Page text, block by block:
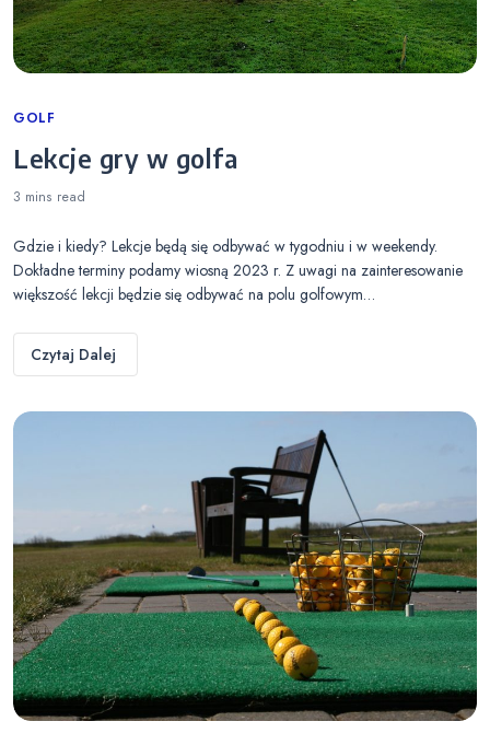
Categories
GOLF
Lekcje gry w golfa
3 mins read
Gdzie i kiedy? Lekcje będą się odbywać w tygodniu i w weekendy.
Dokładne terminy podamy wiosną 2023 r. Z uwagi na zainteresowanie
większość lekcji będzie się odbywać na polu golfowym…
Czytaj Dalej